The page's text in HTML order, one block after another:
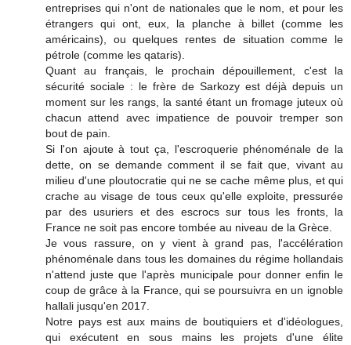
entreprises qui n'ont de nationales que le nom, et pour les
étrangers qui ont, eux, la planche à billet (comme les
américains), ou quelques rentes de situation comme le
pétrole (comme les qataris).
Quant au français, le prochain dépouillement, c'est la
sécurité sociale : le frère de Sarkozy est déjà depuis un
moment sur les rangs, la santé étant un fromage juteux où
chacun attend avec impatience de pouvoir tremper son
bout de pain.
Si l'on ajoute à tout ça, l'escroquerie phénoménale de la
dette, on se demande comment il se fait que, vivant au
milieu d'une ploutocratie qui ne se cache même plus, et qui
crache au visage de tous ceux qu'elle exploite, pressurée
par des usuriers et des escrocs sur tous les fronts, la
France ne soit pas encore tombée au niveau de la Grèce.
Je vous rassure, on y vient à grand pas, l'accélération
phénoménale dans tous les domaines du régime hollandais
n'attend juste que l'après municipale pour donner enfin le
coup de grâce à la France, qui se poursuivra en un ignoble
hallali jusqu'en 2017.
Notre pays est aux mains de boutiquiers et d'idéologues,
qui exécutent en sous mains les projets d'une élite